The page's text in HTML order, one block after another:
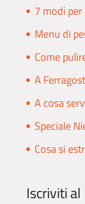
7 modi
Menu di
Come
A
A cosa
Speciale
Cosa si
Iscriviti